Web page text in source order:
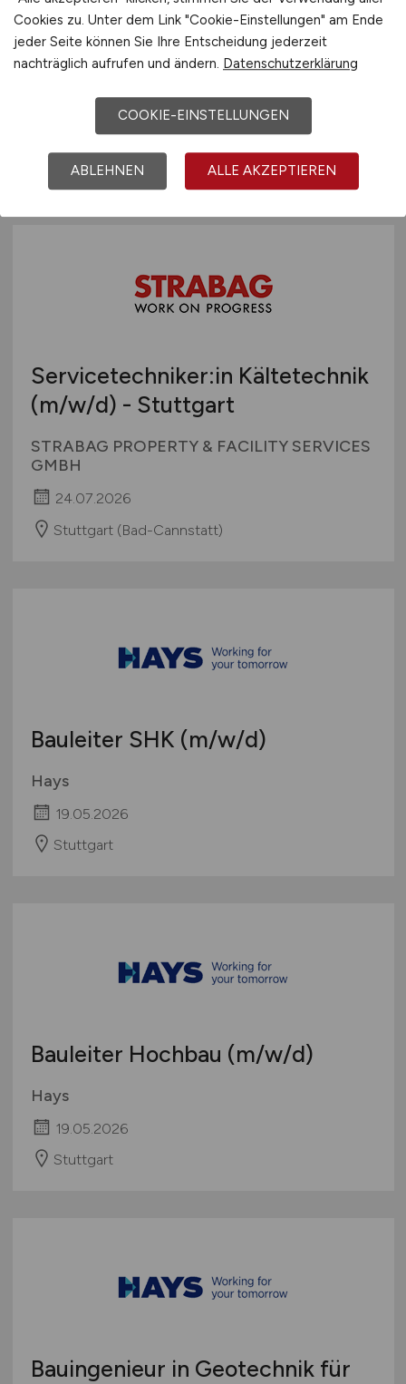
LKW-Fahrer:in(m/w/d)für
Baustellenbetrieb
STRABAG AG
26.07.2026
Reutlingen
Servicetechniker:in Kältetechnik
(m/w/d) - Stuttgart
STRABAG PROPERTY & FACILITY SERVICES
GMBH
24.07.2026
Stuttgart (Bad-Cannstatt)
Bauleiter SHK (m/w/d)
Hays
19.05.2026
Stuttgart
Bauleiter Hochbau (m/w/d)
Hays
19.05.2026
Stuttgart
Bauingenieur in Geotechnik für
Cookies zu. Unter dem Link "Cookie-Einstellungen" am Ende
jeder Seite können Sie Ihre Entscheidung jederzeit
nachträglich aufrufen und ändern. Datenschutzerklärung
COOKIE-EINSTELLUNGEN
ABLEHNEN ALLE AKZEPTIEREN